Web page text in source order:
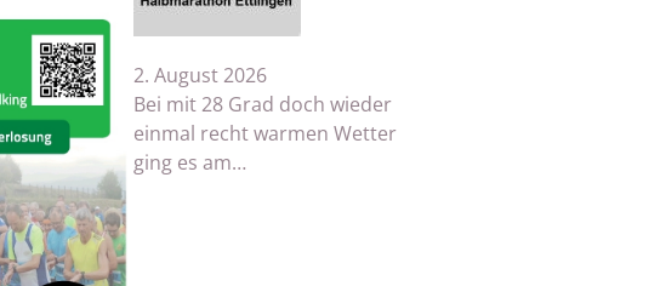
2. August 2026
Bei mit 28 Grad doch wieder
einmal recht warmen Wetter
ging es am…